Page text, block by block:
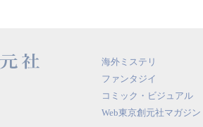
海外ミステリ
ファンタジイ
コミック・ビジュアル
Web東京創元社マガジン